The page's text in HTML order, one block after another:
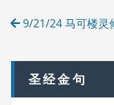
E
Post
9/21/24 马可楼灵
圣经金句